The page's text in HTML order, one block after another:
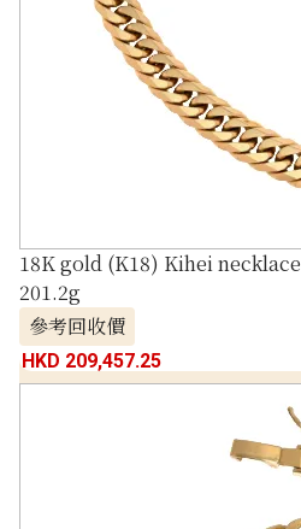
18K gold (K18) Kihei necklace
201.2g
參考回收價
HKD 209,457.25